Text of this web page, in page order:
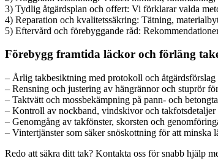
3) Tydlig åtgärdsplan och offert: Vi förklarar valda
4) Reparation och kvalitetssäkring: Tätning,
5) Eftervård och förebyggande råd:
Förebygg framtida läckor och förläng
– Årlig takbesiktning med protokoll och åtgärdsförslag
– Rensning och justering av hängrännor och stuprör
– Taktvätt och mossbekämpning på pann- och
– Kontroll av nockband, vindskivor och takfotsdetaljer
– Genomgång av takfönster, skorsten och
– Vintertjänster som säker snöskottning för att minska
Redo att säkra ditt tak? Kontakta oss för snabb hjälp